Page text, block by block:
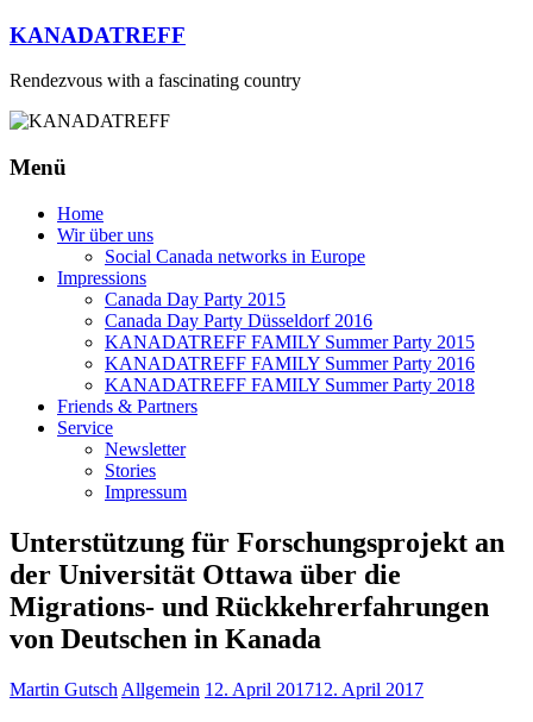
Zum
springen
KANADATREFF
Rendezvous with a fascinating country
Menü
Home
Wir über uns
Social Canada networks in Europe
Impressions
Canada Day Party 2015
Canada Day Party Düsseldorf 2016
KANADATREFF FAMILY Summer Party 2015
KANADATREFF FAMILY Summer Party 2016
KANADATREFF FAMILY Summer Party 2018
Friends & Partners
Service
Newsletter
Stories
Impressum
Unterstützung für Forschungsprojekt an
der Universität Ottawa über die
Migrations- und Rückkehrerfahrungen
von Deutschen in Kanada
Martin Gutsch Allgemein 12. April 201712. April 2017